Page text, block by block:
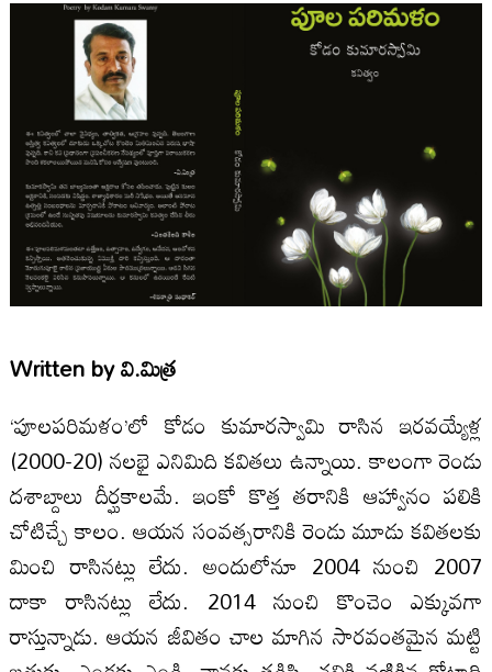
Written byవి.మిత్ర
‘పూలపరిమళం’లో కోడం కుమారస్వామి రాసిన ఇరవయ్యేళ్ల
(2000-20) నలభై ఎనిమిది కవితలు ఉన్నాయి. కాలంగా రెండు
దశాబ్దాలు దీర్ఘకాలమే. ఇంకో కొత్త తరానికి ఆహ్వానం పలికి
చోటిచ్చే కాలం. ఆయన సంవత్సరానికి రెండు మూడు కవితలకు
మించి రాసినట్లు లేదు. అందులోనూ 2004 నుంచి 2007
దాకా రాసినట్లు లేదు. 2014 నుంచి కొంచెం ఎక్కువగా
రాస్తున్నాడు. ఆయన జీవితం చాల మాగిన సారవంతమైన మట్టి